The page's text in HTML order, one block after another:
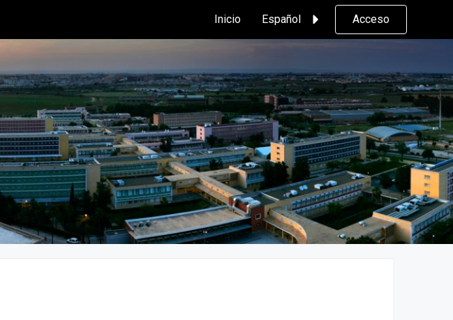
Inicio Español Acceso